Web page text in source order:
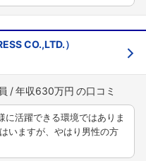
CO.,LTD.）
年収630万円
に活躍できる環境ではありま
いますが、やはり男性の方